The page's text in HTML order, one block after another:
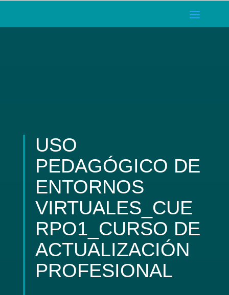
USO
PEDAGÓGICO DE
ENTORNOS
VIRTUALES_CUE
RPO1_CURSO DE
ACTUALIZACIÓN
PROFESIONAL